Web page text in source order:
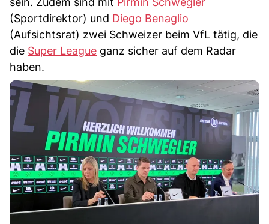
(Sportdirektor) und Diego Benaglio
(Aufsichtsrat) zwei Schweizer beim VfL tätig, die
die Super League ganz sicher auf dem Radar
haben.